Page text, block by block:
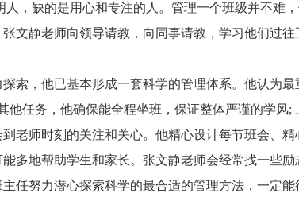
人，缺的是用心和专注的人。管理一个班级并不难
文静老师向领导请教，向同事请教，学习他们过
索，他已基本形成一套科学的管理体系。他认为
他任务，他确保能全程坐班，保证整体严谨的学
老师时刻的关注和关心。他精心设计每节班会、
多地帮助学生和家长。张文静老师会经常找一些
任努力潜心探索科学的最合适的管理方法，一定